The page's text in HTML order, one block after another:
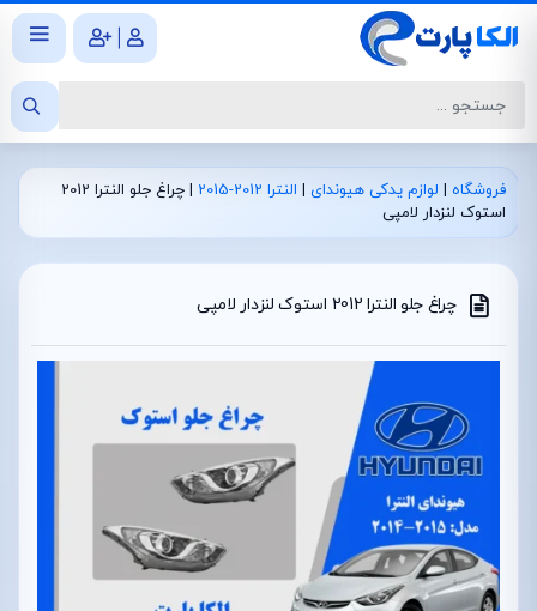
|
فروشگاه | لوازم یدکی هیوندای | النترا 2012-2015 |
چراغ جلو النترا 2012
استوک لنزدار لامپی
چراغ جلو النترا 2012 استوک لنزدار لامپی